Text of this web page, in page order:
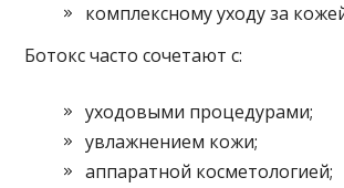
комплексному уходу за
Ботокс часто сочетают с:
уходовыми процедурами;
увлажнением кожи;
аппаратной косметологией;